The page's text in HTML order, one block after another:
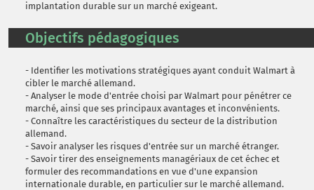
implantation durable sur un marché exigeant.
Objectifs pédagogiques
- Identifier les motivations stratégiques ayant conduit Walmart à
cibler le marché allemand.
- Analyser le mode d'entrée choisi par Walmart pour pénétrer ce
marché, ainsi que ses principaux avantages et inconvénients.
- Connaître les caractéristiques du secteur de la distribution
allemand.
- Savoir analyser les risques d'entrée sur un marché étranger.
- Savoir tirer des enseignements managériaux de cet échec et
formuler des recommandations en vue d'une expansion
internationale durable, en particulier sur le marché allemand.